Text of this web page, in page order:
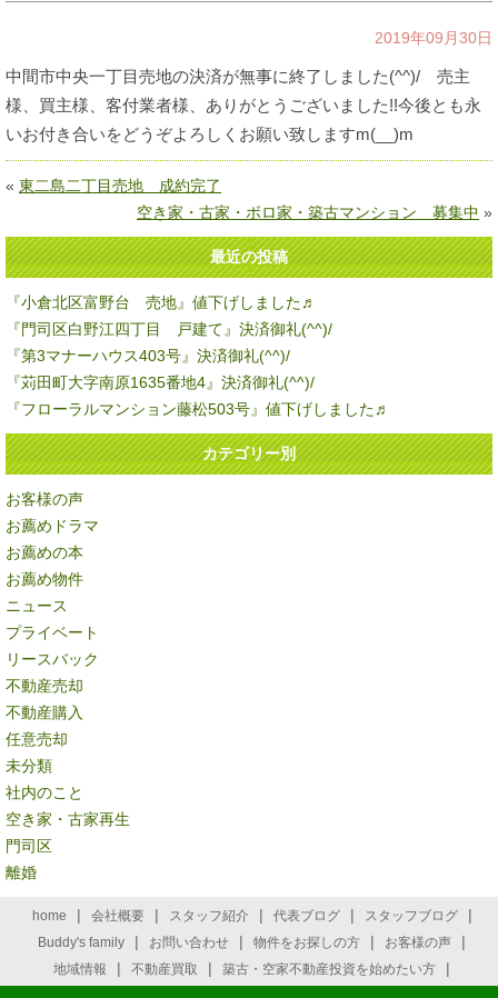
2019年09月30日
中間市中央一丁目売地の決済が無事に終了しました(^^)/ 売主
様、買主様、客付業者様、ありがとうございました!!今後とも永
いお付き合いをどうぞよろしくお願い致しますm(__)m
« 東二島二丁目売地 成約完了
空き家・古家・ボロ家・築古マンション 募集中 »
最近の投稿
『小倉北区富野台 売地』値下げしました♬
『門司区白野江四丁目 戸建て』決済御礼(^^)/
『第3マナーハウス403号』決済御礼(^^)/
『苅田町大字南原1635番地4』決済御礼(^^)/
『フローラルマンション藤松503号』値下げしました♬
カテゴリー別
お客様の声
お薦めドラマ
お薦めの本
お薦め物件
ニュース
プライベート
リースバック
不動産売却
不動産購入
任意売却
未分類
社内のこと
空き家・古家再生
門司区
離婚
home | 会社概要 | スタッフ紹介 | 代表ブログ | スタッフブログ |
Buddy's family | お問い合わせ | 物件をお探しの方 | お客様の声 |
地域情報 | 不動産買取 | 築古・空家不動産投資を始めたい方 |